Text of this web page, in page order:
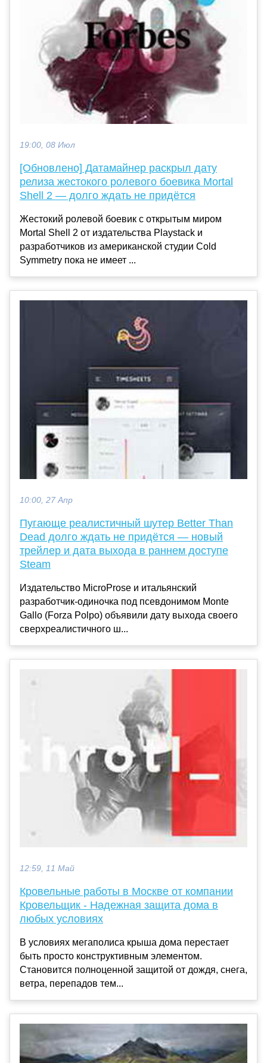
19:00, 08 Июл
[Обновлено] Датамайнер раскрыл дату
релиза жестокого ролевого боевика Mortal
Shell 2 — долго ждать не придётся
Жестокий ролевой боевик с открытым миром
Mortal Shell 2 от издательства Playstack и
разработчиков из американской студии Cold
Symmetry пока не имеет ...
10:00, 27 Апр
Пугающе реалистичный шутер Better Than
Dead долго ждать не придётся — новый
трейлер и дата выхода в раннем доступе
Steam
Издательство MicroProse и итальянский
разработчик-одиночка под псевдонимом Monte
Gallo (Forza Polpo) объявили дату выхода своего
сверхреалистичного ш...
12:59, 11 Май
Кровельные работы в Москве от компании
Кровельщик - Надежная защита дома в
любых условиях
В условиях мегаполиса крыша дома перестает
быть просто конструктивным элементом.
Становится полноценной защитой от дождя, снега,
ветра, перепадов тем...